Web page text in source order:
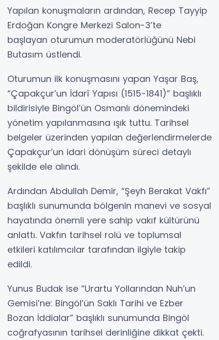
Yapılan konuşmaların ardından, Recep Tayyip
Erdoğan Kongre Merkezi Salon-3’te
başlayan oturumun moderatörlüğünü Nebi
Butasım üstlendi.
Oturumun ilk konuşmasını yapan Yaşar Baş,
“Çapakçur’un İdarî Yapısı (1515-1841)” başlıklı
bildirisiyle Bingöl’ün Osmanlı dönemindeki
yönetim yapılanmasına ışık tuttu. Tarihsel
belgeler üzerinden yapılan değerlendirmelerde
Çapakçur’un idari dönüşüm süreci detaylı
şekilde ele alındı.
Ardından Abdullah Demir, “Şeyh Berakat Vakfı”
başlıklı sunumunda bölgenin manevi ve sosyal
hayatında önemli yere sahip vakıf kültürünü
anlattı. Vakfın tarihsel rolü ve toplumsal
etkileri katılımcılar tarafından ilgiyle takip
edildi.
Yunus Budak ise “Urartu Yollarından Nuh’un
Gemisi’ne: Bingöl’ün Saklı Tarihi ve Ezber
Bozan İddialar” başlıklı sunumunda Bingöl
coğrafyasının tarihsel derinliğine dikkat çekti.